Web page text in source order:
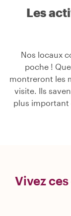
Les
Nos locaux
poche !
montreront les
visite. Ils
plus important
Vivez